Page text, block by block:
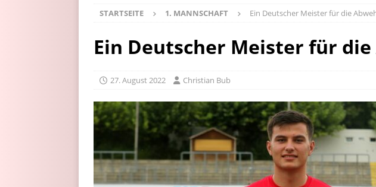
STARTSEITE 1. MANNSCHAFT Ein Deutscher Meister für die
Ein Deutscher Meister für
27. August 2022 Christian Bub